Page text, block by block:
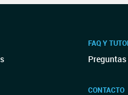
FAQ Y
CONTACTO